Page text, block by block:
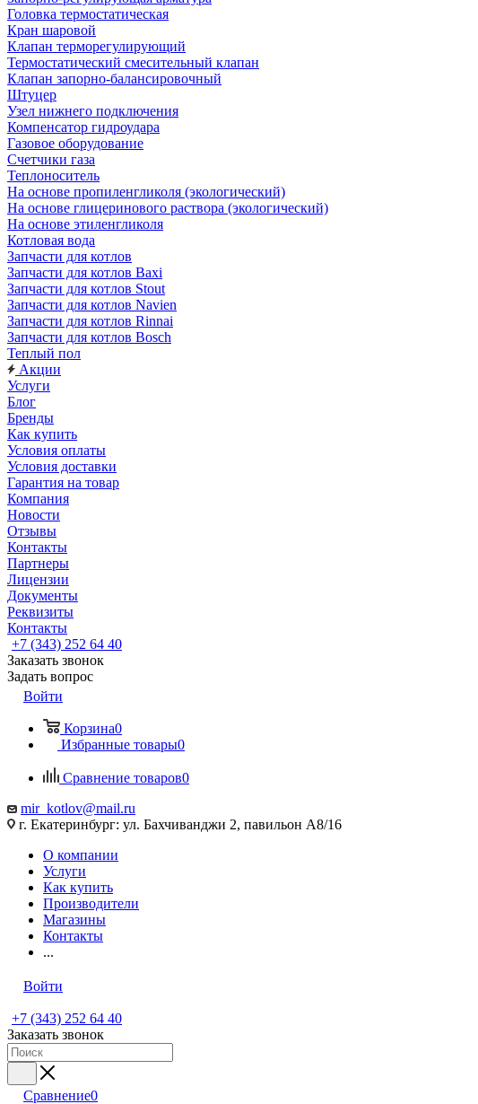
Головка термостатическая
Кран шаровой
Клапан терморегулирующий
Термостатический смесительный клапан
Клапан запорно-балансировочный
Штуцер
Узел нижнего подключения
Компенсатор гидроудара
Газовое оборудование
Счетчики газа
Теплоноситель
На основе пропиленгликоля (экологический)
На основе глицеринового раствора (экологический)
На основе этиленгликоля
Котловая вода
Запчасти для котлов
Запчасти для котлов Baxi
Запчасти для котлов Stout
Запчасти для котлов Navien
Запчасти для котлов Rinnai
Запчасти для котлов Bosch
Теплый пол
Акции
Услуги
Блог
Бренды
Как купить
Условия оплаты
Условия доставки
Гарантия на товар
Компания
Новости
Отзывы
Контакты
Партнеры
Лицензии
Документы
Реквизиты
Контакты
+7 (343) 252 64 40
Заказать звонок
Задать вопрос
Войти
Корзина0
Избранные товары0
Сравнение товаров0
mir_kotlov@mail.ru
г. Екатеринбург: ул. Бахчиванджи 2, павильон А8/16
О компании
Услуги
Как купить
Производители
Магазины
Контакты
...
Войти
+7 (343) 252 64 40
Заказать звонок
Сравнение0